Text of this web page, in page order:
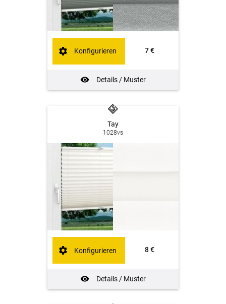
7 €
Details / Muster
Konfigurieren
Tay
1028vs
8 €
Details / Muster
Konfigurieren